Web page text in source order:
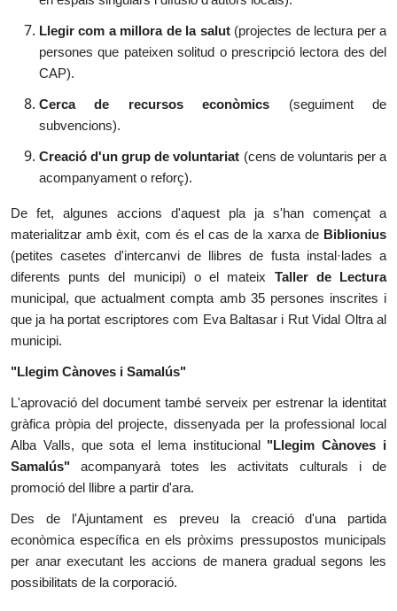
Llegir com a millora de la salut(projectes de lectura per a
persones que pateixen solitud o prescripció lectora des del
CAP).
Cerca de recursos econòmics (seguiment de
subvencions).
Creació d'un grup de voluntariat (cens de voluntaris per a
acompanyament o reforç).
De fet, algunes accions d'aquest pla ja s'han començat a
materialitzar amb èxit, com és el cas de la xarxa de Biblionius
(petites casetes d'intercanvi de llibres de fusta instal·lades a
diferents punts del municipi) o el mateix Taller de Lectura
municipal, que actualment compta amb 35 persones inscrites i
que ja ha portat escriptores com Eva Baltasar i Rut Vidal Oltra al
municipi.
"Llegim Cànoves i Samalús"
L'aprovació del document també serveix per estrenar la identitat
gràfica pròpia del projecte, dissenyada per la professional local
Alba Valls, que sota el lema institucional "Llegim Cànoves i
Samalús" acompanyarà totes les activitats culturals i de
promoció del llibre a partir d'ara.
Des de l'Ajuntament es preveu la creació d'una partida
econòmica específica en els pròxims pressupostos municipals
per anar executant les accions de manera gradual segons les
possibilitats de la corporació.